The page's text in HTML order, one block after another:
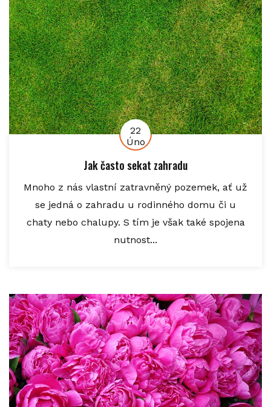
22
Úno
Jak často sekat zahradu
Mnoho z nás vlastní zatravněný pozemek, ať už
se jedná o zahradu u rodinného domu či u
chaty nebo chalupy. S tím je však také spojena
nutnost...